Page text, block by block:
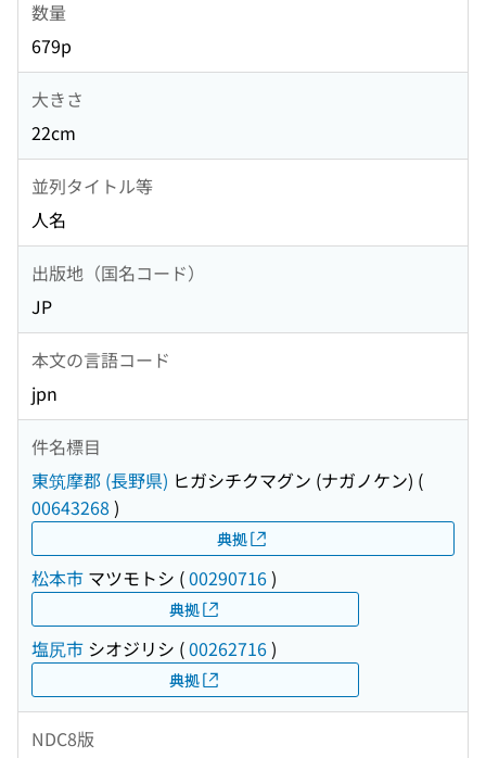
数量
679p
大きさ
22cm
並列タイトル等
人名
出版地（国名コード）
JP
本文の言語コード
jpn
件名標目
東筑摩郡 (長野県) ヒガシチクマグン (ナガノケン) (
00643268 )
典拠
松本市 マツモトシ (00290716)
典拠
塩尻市 シオジリシ (00262716)
典拠
NDC8版